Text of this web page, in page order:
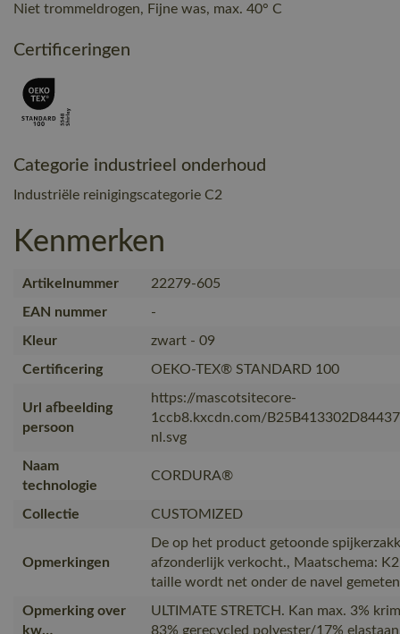
Niet trommeldrogen, Fijne was, max. 40° C
Certificeringen
Categorie industrieel onderhoud
Industriële reinigingscategorie C2
Kenmerken
Artikelnummer
22279-605
EAN nummer
-
Kleur
zwart - 09
Certificering
OEKO-TEX® STANDARD 100
Url afbeelding
persoon
https://mascotsitecore-
1ccb8.kxcdn.com/
nl.svg
Naam
technologie
CORDURA®
Collectie CUSTOMIZED
Opmerkingen
De op het product getoonde
afzonderlijk verkocht., Maatschema:
taille wordt net onder de navel
Opmerking over
kw…
ULTIMATE STRETCH. Kan max. 3%
83% gerecycled polyester/17%